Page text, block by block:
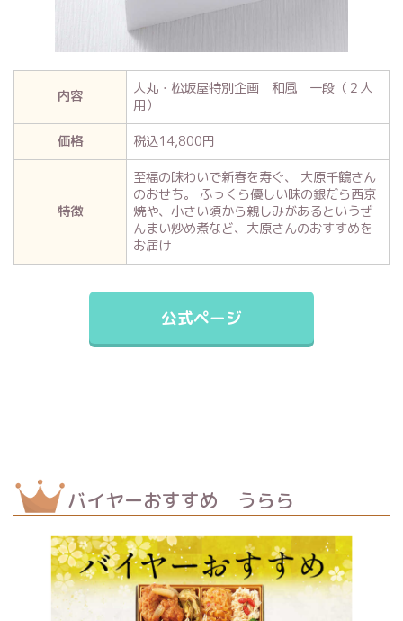
内容
大丸・松坂屋特別企画 和風 一段（２人
用）
価格
税込14,800円
特徴
至福の味わいで新春を寿ぐ、 大原千鶴さん
のおせち。 ふっくら優しい味の銀だら西京
焼や、小さい頃から親しみがあるというぜ
んまい炒め煮など、大原さんのおすすめを
お届け
公式ページ
バイヤーおすすめ うらら